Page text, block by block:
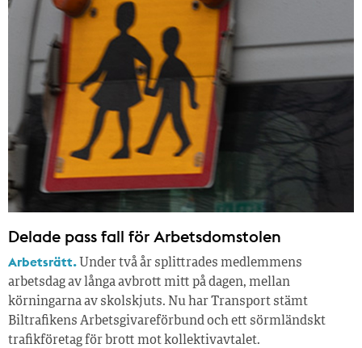
Delade pass fall för Arbetsdomstolen
Arbetsrätt. Under två år splittrades medlemmens
arbetsdag av långa avbrott mitt på dagen, mellan
körningarna av skolskjuts. Nu har Transport stämt
Biltrafikens Arbetsgivareförbund och ett sörmländskt
trafikföretag för brott mot kollektivavtalet.